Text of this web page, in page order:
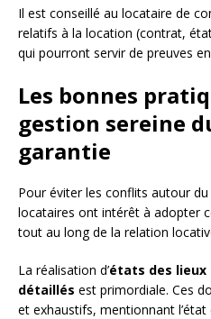
Il est conseillé au locataire de
relatifs à la location (contrat,
qui pourront servir de preuves
Les bonnes
gestion sereine
garantie
Pour éviter les conflits autour
locataires ont intérêt à adopter
tout au long de la relation
La réalisation d’états des lieux
détaillés est primordiale. Ces
et exhaustifs, mentionnant